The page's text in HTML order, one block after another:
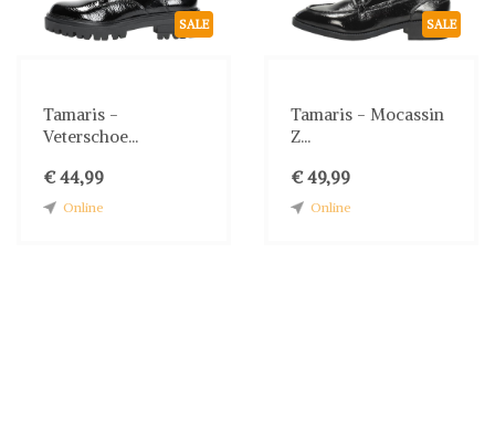
SALE
Tamaris -
Veterschoe...
€ 44,99
Online
SALE
Tamaris - Mocassin
Z...
€ 49,99
Online